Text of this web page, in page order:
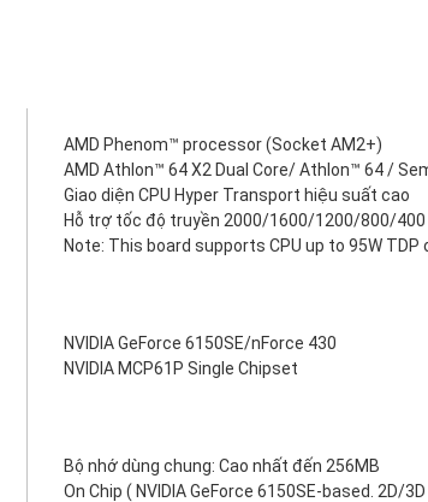
AMD Phenom™ processor (Socket AM2+)
AMD Athlon™ 64 X2 Dual Core/ Athlon™ 64 /
Giao diện CPU Hyper Transport hiệu suất cao
Hỗ trợ tốc độ truyền 2000/1600/1200/800/
Note: This board supports CPU up to 95W TDP
NVIDIA GeForce 6150SE/nForce 430
NVIDIA MCP61P Single Chipset
Bộ nhớ dùng chung: Cao nhất đến 256MB
On Chip ( NVIDIA GeForce 6150SE-based. 2D/